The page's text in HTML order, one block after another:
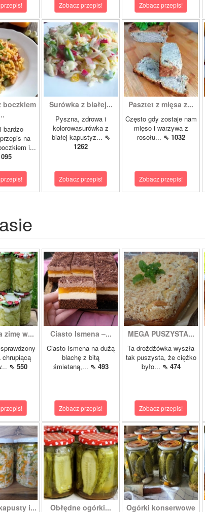
Zobacz przepis! Zobacz przepis!
boczkiem
bardzo
na
i...
Surówka z białej...
Pyszna, zdrowa i
kolorowasurówka z
białej kapustyz... ⇖
1262
Zobacz przepis!
Pasztet z mięsa z...
Często gdy zostaje nam
mięso i warzywa z
rosołu... ⇖ 1032
Zobacz przepis!
zimę w...
chrupiącą
⇖ 550
Ciasto Ismena –...
Ciasto Ismena na dużą
blachę z bitą
śmietaną,... ⇖ 493
Zobacz przepis!
MEGA PUSZYSTA...
Ta drożdżówka wyszła
tak puszysta, że ciężko
było... ⇖ 474
Zobacz przepis!
i... Obłędne ogórki... Ogórki konserwowe